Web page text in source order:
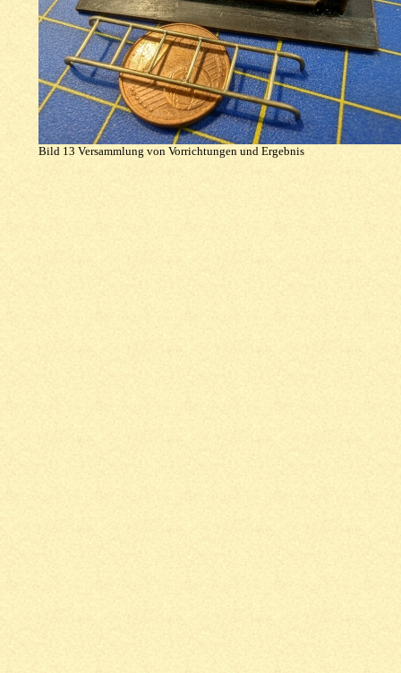
Bild 13 Versammlung von Vorrichtungen und Ergebnis